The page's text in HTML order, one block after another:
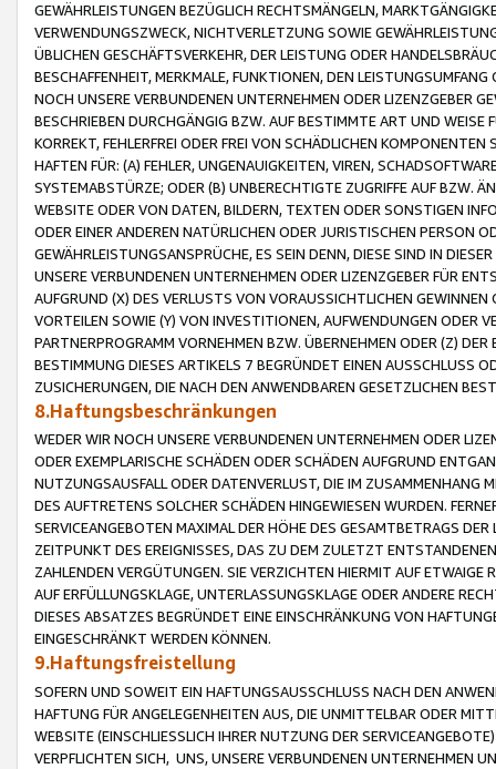
GEWÄHRLEISTUNGEN BEZÜGLICH RECHTSMÄNGELN,
VERWENDUNGSZWECK, NICHTVERLETZUNG SOWIE
ÜBLICHEN GESCHÄFTSVERKEHR, DER LEISTUNG ODER
BESCHAFFENHEIT, MERKMALE, FUNKTIONEN, DEN
NOCH UNSERE VERBUNDENEN UNTERNEHMEN ODER LIZENZGEBER
BESCHRIEBEN DURCHGÄNGIG BZW. AUF BESTIMMTE ART UND
KORREKT, FEHLERFREI ODER FREI VON SCHÄDLICHEN
HAFTEN FÜR: (A) FEHLER, UNGENAUIGKEITEN, VIREN,
SYSTEMABSTÜRZE; ODER (B) UNBERECHTIGTE ZUGRIFFE AUF BZW.
WEBSITE ODER VON DATEN, BILDERN, TEXTEN ODER SONSTIGEN
ODER EINER ANDEREN NATÜRLICHEN ODER JURISTISCHEN PERSON
GEWÄHRLEISTUNGSANSPRÜCHE, ES SEIN DENN, DIESE SIND IN
UNSERE VERBUNDENEN UNTERNEHMEN ODER LIZENZGEBER FÜR
AUFGRUND (X) DES VERLUSTS VON VORAUSSICHTLICHEN
VORTEILEN SOWIE (Y) VON INVESTITIONEN, AUFWENDUNGEN ODER
PARTNERPROGRAMM VORNEHMEN BZW. ÜBERNEHMEN ODER (Z)
BESTIMMUNG DIESES ARTIKELS 7 BEGRÜNDET EINEN AUSSCHLUSS
ZUSICHERUNGEN, DIE NACH DEN ANWENDBAREN GESETZLICHEN
8.Haftungsbeschränkungen
WEDER WIR NOCH UNSERE VERBUNDENEN UNTERNEHMEN ODER
ODER EXEMPLARISCHE SCHÄDEN ODER SCHÄDEN AUFGRUND
NUTZUNGSAUSFALL ODER DATENVERLUST, DIE IM ZUSAMMENHANG
DES AUFTRETENS SOLCHER SCHÄDEN HINGEWIESEN WURDEN.
SERVICEANGEBOTEN MAXIMAL DER HÖHE DES GESAMTBETRAGS
ZEITPUNKT DES EREIGNISSES, DAS ZU DEM ZULETZT
ZAHLENDEN VERGÜTUNGEN. SIE VERZICHTEN HIERMIT AUF
AUF ERFÜLLUNGSKLAGE, UNTERLASSUNGSKLAGE ODER ANDERE
DIESES ABSATZES BEGRÜNDET EINE EINSCHRÄNKUNG VON
EINGESCHRÄNKT WERDEN KÖNNEN.
9.Haftungsfreistellung
SOFERN UND SOWEIT EIN HAFTUNGSAUSSCHLUSS NACH DEN
HAFTUNG FÜR ANGELEGENHEITEN AUS, DIE UNMITTELBAR ODER
WEBSITE (EINSCHLIESSLICH IHRER NUTZUNG DER
VERPFLICHTEN SICH, UNS, UNSERE VERBUNDENEN UNTERNEHMEN